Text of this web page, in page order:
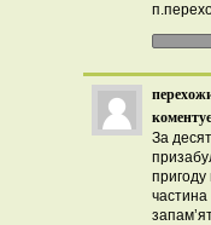
За
пригоду
частина